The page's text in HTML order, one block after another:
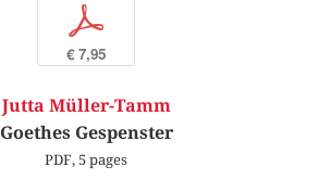
p
€ 7,95
Jutta Müller-Tamm
Goethes Gespenster
PDF, 5 pages